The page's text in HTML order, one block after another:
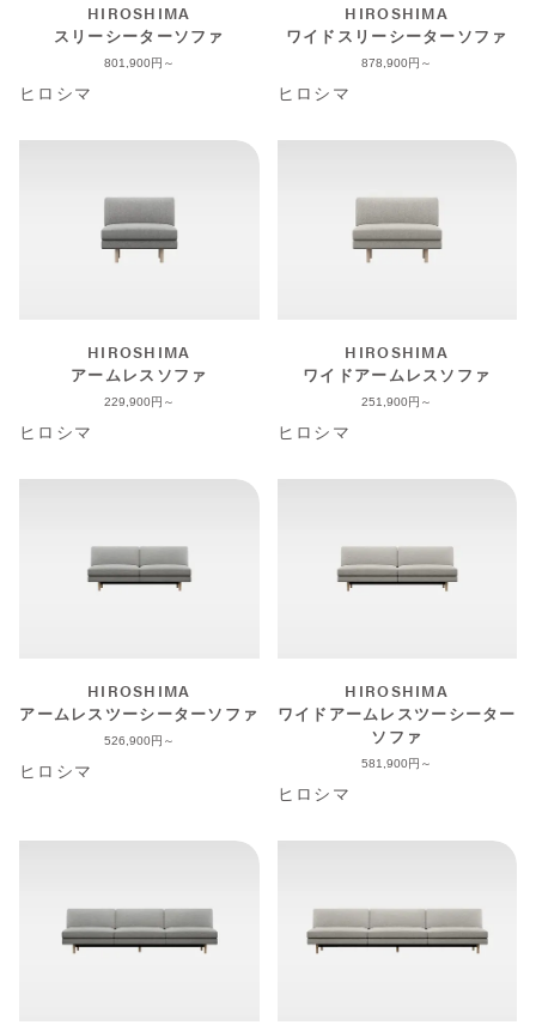
HIROSHIMA
スリーシーターソファ
801,900
ヒロシマ
HIROSHIMA
ワイドスリーシーターソファ
878,900
ヒロシマ
HIROSHIMA
アームレスソファ
229,900
ヒロシマ
HIROSHIMA
ワイドアームレスソファ
251,900
ヒロシマ
HIROSHIMA
アームレスツーシーターソファ
526,900
ヒロシマ
HIROSHIMA
ワイドアームレスツーシーター
ソファ
581,900
ヒロシマ